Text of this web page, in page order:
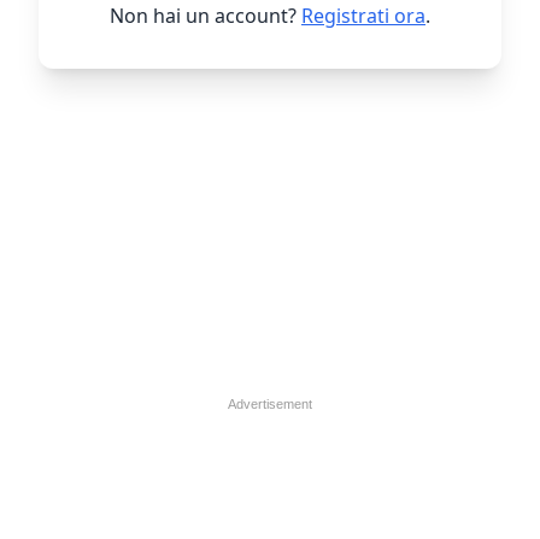
Non hai un account? Registrati ora.